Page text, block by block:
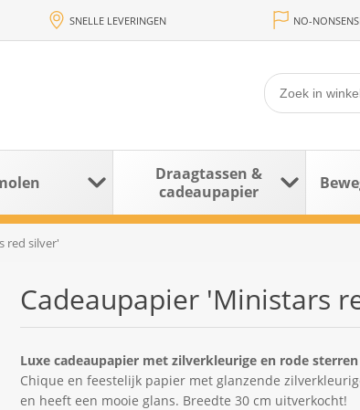
SNELLE LEVERINGEN NO-
Draagtassen &
cadeaupapier
red silver'
Cadeaupapier 'Ministars
Luxe cadeaupapier met zilverkleurige en rode
Chique en feestelijk papier met glanzende
en heeft een mooie glans. Breedte 30 cm uitverkocht!